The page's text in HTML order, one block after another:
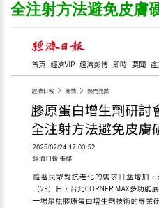
全注射方法避免皮膚